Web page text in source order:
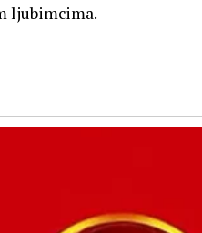
ljubimcima.